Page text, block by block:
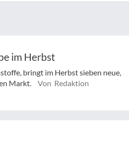
im Herbst
bringt im Herbst sieben neue,
Markt.
Von Redaktion